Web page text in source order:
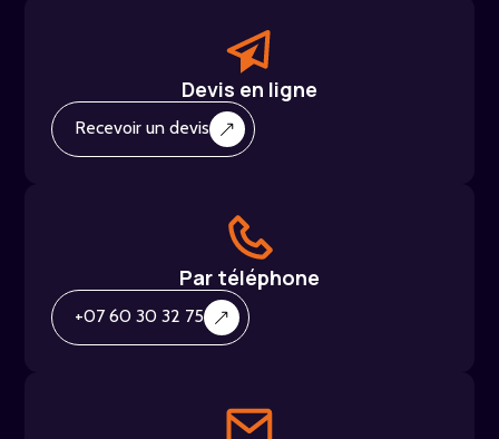
Devis en ligne
Recevoir un devis
Par téléphone
+07 60 30 32 75